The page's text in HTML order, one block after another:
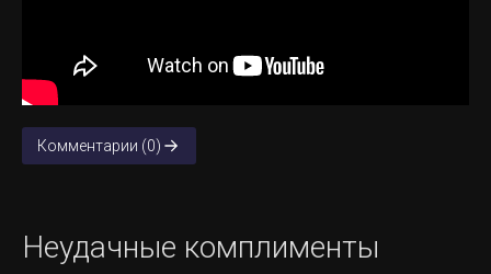
Комментарии (0)
Неудачные комплименты